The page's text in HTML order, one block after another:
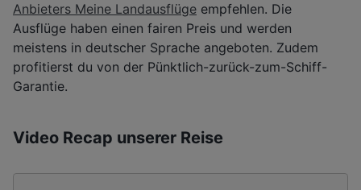
Anbieters Meine Landausflüge empfehlen. Die
Ausflüge haben einen fairen Preis und werden
meistens in deutscher Sprache angeboten. Zudem
profitierst du von der Pünktlich-zurück-zum-Schiff-
Garantie.
Video Recap unserer Reise